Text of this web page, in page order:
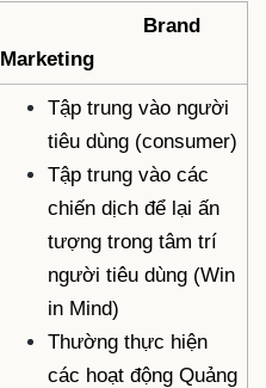
Brand
Marketing
Tập trung vào người
tiêu dùng (consumer)
Tập trung vào các
chiến dịch để lại ấn
tượng trong tâm trí
người tiêu dùng (Win
in Mind)
Thường thực hiện
các hoạt động Quảng